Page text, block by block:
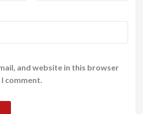
and website in this browser
comment.